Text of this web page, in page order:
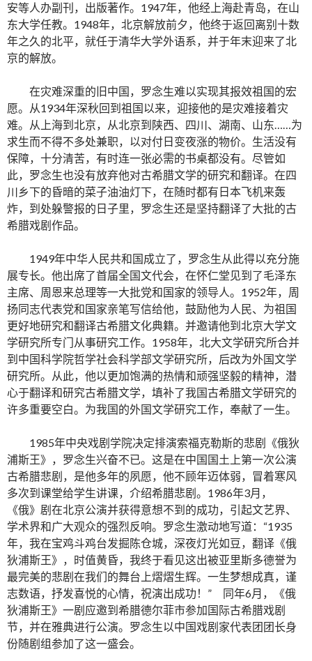
安等人办副刊，出版著作。1947年，他经上海赴青岛，在山
东大学任教。1948年，北京解放前夕，他终于返回离别十数
年之久的北平，就任于清华大学外语系，并于年末迎来了北
京的解放。
在灾难深重的旧中国，罗念生难以实现其报效祖国的宏
愿。从1934年深秋回到祖国以来，迎接他的是灾难接着灾
难。从上海到北京，从北京到陕西、四川、湖南、山东……为
求生而不得不多处兼职，以对付日变夜涨的物价。生活没有
保障，十分清苦，有时连一张必需的书桌都没有。尽管如
此，罗念生也没有放弃他对古希腊文学的研究和翻译。在四
川乡下的昏暗的菜子油油灯下，在随时都有日本飞机来轰
炸，到处躲警报的日子里，罗念生还是坚持翻译了大批的古
希腊戏剧作品。
1949年中华人民共和国成立了，罗念生从此得以充分施
展专长。他出席了首届全国文代会，在怀仁堂见到了毛泽东
主席、周恩来总理等一大批党和国家的领导人。1952年，周
扬同志代表党和国家亲笔写信给他，鼓励他为人民、为祖国
更好地研究和翻译古希腊文化典籍。并邀请他到北京大学文
学研究所专门从事研究工作。1958年，北大文学研究所合并
到中国科学院哲学社会科学部文学研究所，后改为外国文学
研究所。从此，他以更加饱满的热情和顽强坚毅的精神，潜
心于翻译和研究古希腊文学，填补了我国古希腊文学研究的
许多重要空白。为我国的外国文学研究工作，奉献了一生。
1985年中央戏剧学院决定排演索福克勒斯的悲剧《俄狄
浦斯王》，罗念生兴奋不已。这是在中国国土上第一次公演
古希腊悲剧，是他多年的夙愿，他不顾年迈体弱，冒着寒风
多次到课堂给学生讲课，介绍希腊悲剧。1986年3月，
《俄》剧在北京公演并获得意想不到的成功，引起文艺界、
学术界和广大观众的强烈反响。罗念生激动地写道：“1935
年，我在宝鸡斗鸡台发掘陈仓城，深夜灯光如豆，翻译《俄
狄浦斯王》，时值黄昏，我终于看见这出被亚里斯多德誉为
最完美的悲剧在我们的舞台上熠熠生辉。一生梦想成真，谨
志数语，抒发喜悦的心情，祝演出成功！” 同年6月，《俄
狄浦斯王》一剧应邀到希腊德尔菲市参加国际古希腊戏剧
节，并在雅典进行公演。罗念生以中国戏剧家代表团团长身
份随剧组参加了这一盛会。